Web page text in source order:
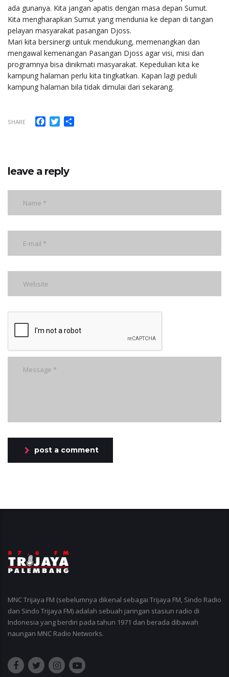
ada gunanya. Kita jangan apatis dengan masa depan Sumut.
Kita mengharapkan Sumut yang mendunia ke depan di tangan
pelayan masyarakat pasangan Djoss.
Mari kita bersinergi untuk mendukung, memenangkan dan
mengawal kemenangan Pasangan Djoss agar visi, misi dan
programnya bisa dinikmati masyarakat. Kepedulian kita ke
kampung halaman perlu kita tingkatkan. Kapan lagi peduli
kampung halaman bila tidak dimulai dari sekarang.
SHARE Facebook
Twitter
leave a reply
post a comment
MNC Trijaya FM (sebelumnya dikenal sebagai Trijaya FM, Sindo Radio
dan Sindo Trijaya FM) adalah sebuah jaringan stasiun radio di
Indonesia yang berdiri pada tahun 1971 dan berada dibawah
naungan MNC Radio Networks.